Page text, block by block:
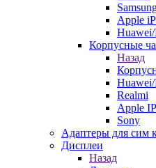
Apple
Корпусные
Назад
Realmi
Apple
Sony
Адаптеры для сим
Дисплеи
Назад